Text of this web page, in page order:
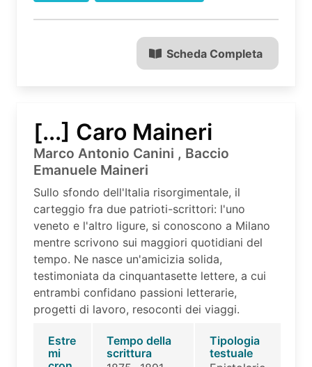
Scheda Completa
[...] Caro Maineri
Marco Antonio Canini , Baccio
Emanuele Maineri
Sullo sfondo dell'Italia risorgimentale, il
carteggio fra due patrioti-scrittori: l'uno
veneto e l'altro ligure, si conoscono a Milano
mentre scrivono sui maggiori quotidiani del
tempo. Ne nasce un'amicizia solida,
testimoniata da cinquantasette lettere, a cui
entrambi confidano passioni letterarie,
progetti di lavoro, resoconti dei viaggi.
Estre
mi
Tempo della
scrittura
Tipologia
testuale